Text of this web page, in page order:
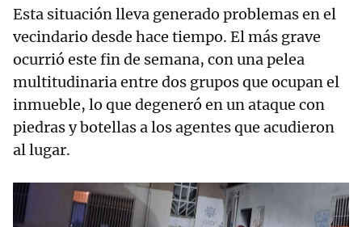
Esta situación lleva generado problemas en el
vecindario desde hace tiempo. El más grave
ocurrió este fin de semana, con una pelea
multitudinaria entre dos grupos que ocupan el
inmueble, lo que degeneró en un ataque con
piedras y botellas a los agentes que acudieron
al lugar.